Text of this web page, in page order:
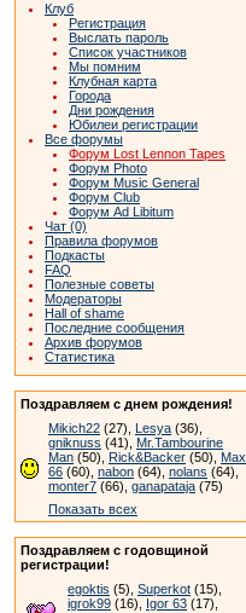
Клуб
Регистрация
Выслать пароль
Список участников
Мы помним
Клубная карта
Города
Дни рождения
Юбилеи регистрации
Все форумы
Форум Lost Lennon Tapes
Форум Photo
Форум Music General
Форум Club
Форум Ad Libitum
Чат (0)
Правила форумов
Подкасты
FAQ
Полезные советы
Модераторы
Hall of shame
Последние сообщения
Архив форумов
Статистика
Поздравляем с днем рождения!
Mikich22 (27), Lesya (36),
gniknuss (41), Mr.Tambourine
Man (50), Rick&Backer (50), Max
66 (60), nabon (64), nolans (64),
monter7 (66), ganapataja (75)
Показать всех
Поздравляем с годовщиной
регистрации!
egoktis (5), Superkot (15),
igrok99 (16), Igor 63 (17),